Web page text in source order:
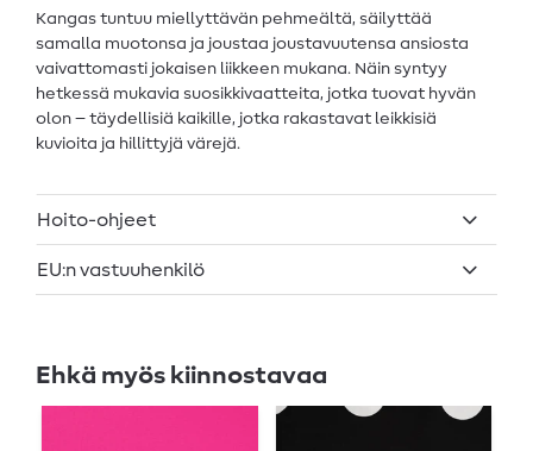
Kangas tuntuu miellyttävän pehmeältä, säilyttää
samalla muotonsa ja joustaa joustavuutensa ansiosta
vaivattomasti jokaisen liikkeen mukana. Näin syntyy
hetkessä mukavia suosikkivaatteita, jotka tuovat hyvän
olon – täydellisiä kaikille, jotka rakastavat leikkisiä
kuvioita ja hillittyjä värejä.
Hoito-ohjeet
EU:n vastuuhenkilö
Ehkä myös kiinnostavaa